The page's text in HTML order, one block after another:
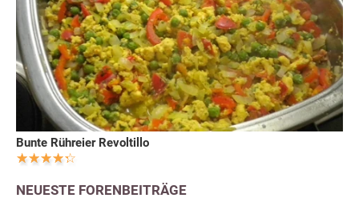
Bunte Rühreier Revoltillo
NEUESTE FORENBEITRÄGE